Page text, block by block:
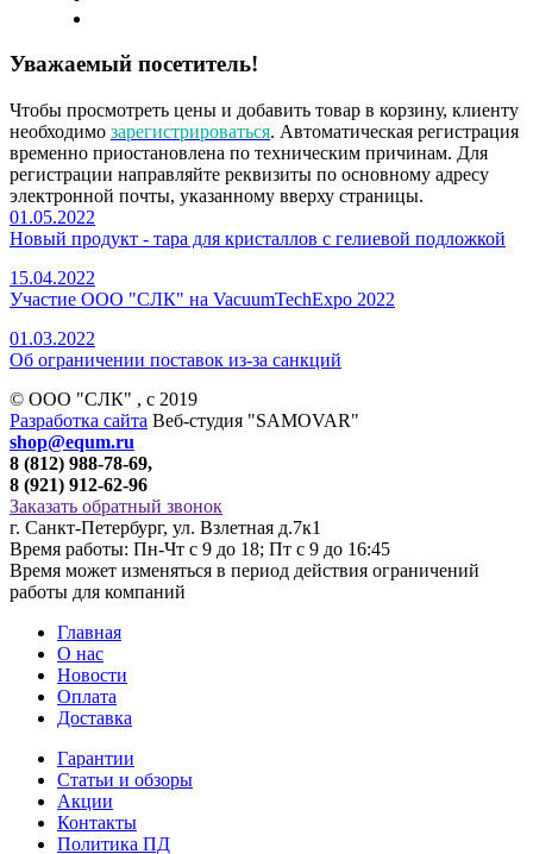
Уважаемый посетитель!
Чтобы просмотреть цены и добавить товар в корзину, клиенту
необходимо зарегистрироваться. Автоматическая регистрация
временно приостановлена по техническим причинам. Для
регистрации направляйте реквизиты по основному адресу
электронной почты, указанному вверху страницы.
01.05.2022
Новый продукт - тара для кристаллов с гелиевой подложкой
15.04.2022
Участие ООО "СЛК" на VacuumTechExpo 2022
01.03.2022
Об ограничении поставок из-за санкций
© ООО "СЛК" , c 2019
Разработка сайта Веб-студия "SAMOVAR"
shop@equm.ru
8 (812) 988-78-69,
8 (921) 912-62-96
Заказать обратный звонок
г. Санкт-Петербург, ул. Взлетная д.7к1
Время работы: Пн-Чт с 9 до 18; Пт с 9 до 16:45
Время может изменяться в период действия ограничений
работы для компаний
Главная
О нас
Новости
Оплата
Доставка
Гарантии
Статьи и обзоры
Акции
Контакты
Политика ПД